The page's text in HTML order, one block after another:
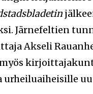
Järnefeltien
Akseli
urheiluaiheisille